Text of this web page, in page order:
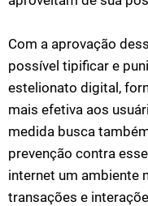
Com a aprovação
possível tipificar e
estelionato digital,
mais efetiva aos
medida busca
prevenção contra
internet um ambiente
transações e